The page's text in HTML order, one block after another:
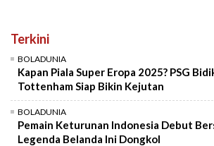
Terkini
BOLADUNIA
Kapan Piala Super Eropa 2025? PSG
Tottenham Siap Bikin Kejutan
BOLADUNIA
Pemain Keturunan Indonesia Debut
Legenda Belanda Ini Dongkol